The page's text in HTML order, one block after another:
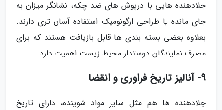
جلادهنده هایی با درپوش های ضد چکه، نشانگر میزان به
جای مانده یا طراحی ارگونومیک استفاده آسان تری دارند.
بعلاوه بعضی بسته بندی ها قابل بازیافت هستند که برای
مصرف نمایندگان دوستدار محیط زیست اهمیت دارد.
9- آنالیز تاریخ فراوری و انقضا
جلادهنده ها هم مثل سایر مواد شوینده، دارای تاریخ